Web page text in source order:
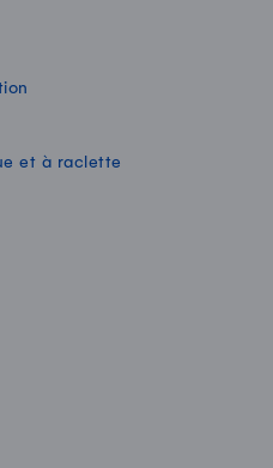
et à raclette